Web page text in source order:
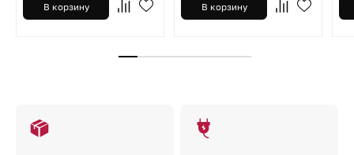
В корзину В корзину